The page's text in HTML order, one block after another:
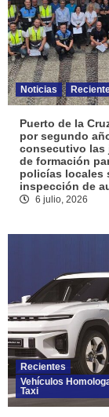
Noticias
Puerto de la
por segundo
consecutivo las
de formación
policías locales
inspección de
6 julio, 2026
Recientes
Vehículos
Taxi